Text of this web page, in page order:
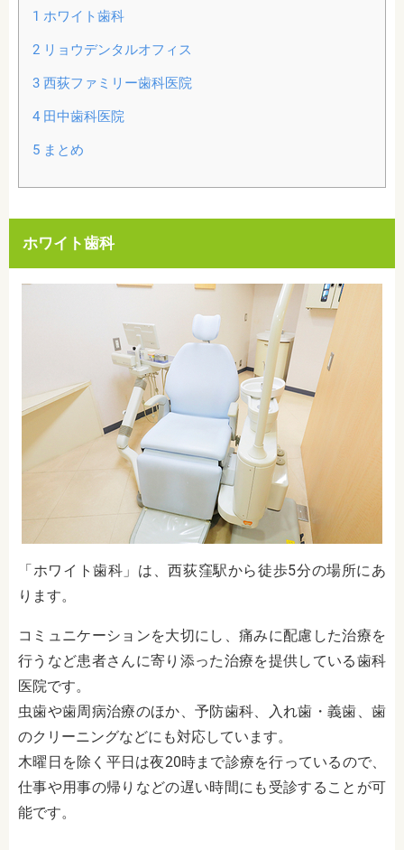
1 ホワイト歯科
2リョウデンタルオフィス
3西荻ファミリー歯科医院
4田中歯科医院
5まとめ
ホワイト歯科
「ホワイト歯科」は、西荻窪駅から徒歩5分の場所にあ
ります。
コミュニケーションを大切にし、痛みに配慮した治療を
行うなど患者さんに寄り添った治療を提供している歯科
医院です。
虫歯や歯周病治療のほか、予防歯科、入れ歯・義歯、歯
のクリーニングなどにも対応しています。
木曜日を除く平日は夜20時まで診療を行っているので、
仕事や用事の帰りなどの遅い時間にも受診することが可
能です。